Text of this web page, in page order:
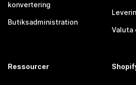
konvertering
Butiksadministration
Ressourcer